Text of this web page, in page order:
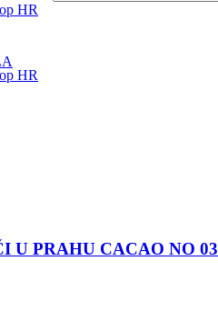
U PRAHU CACAO NO 03